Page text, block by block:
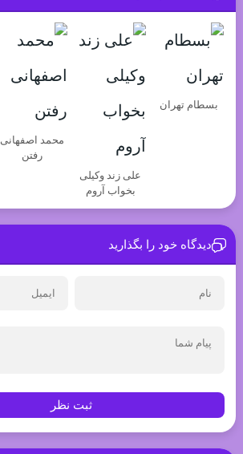
بسطام تهران
علی زند وکیلی
بخواب آروم
محمد اصفهانی
رفتن
دیدگاه خود را بگذارید
ثبت نظر